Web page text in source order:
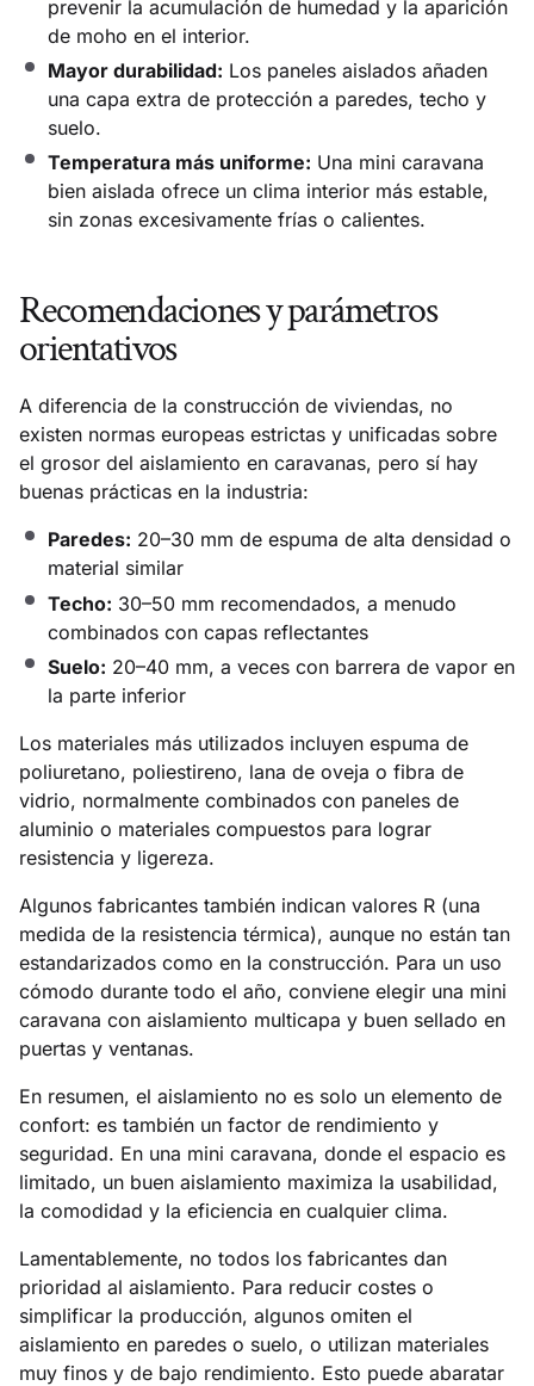
prevenir la acumulación de humedad y la aparición
de moho en el interior.
Mayor durabilidad: Los paneles aislados añaden
una capa extra de protección a paredes, techo y
suelo.
Temperatura más uniforme: Una mini caravana
bien aislada ofrece un clima interior más estable,
sin zonas excesivamente frías o calientes.
Recomendaciones y parámetros
orientativos
A diferencia de la construcción de viviendas, no
existen normas europeas estrictas y unificadas sobre
el grosor del aislamiento en caravanas, pero sí hay
buenas prácticas en la industria:
Paredes: 20–30 mm de espuma de alta densidad o
material similar
Techo: 30–50 mm recomendados, a menudo
combinados con capas reflectantes
Suelo: 20–40 mm, a veces con barrera de vapor en
la parte inferior
Los materiales más utilizados incluyen espuma de
poliuretano, poliestireno, lana de oveja o fibra de
vidrio, normalmente combinados con paneles de
aluminio o materiales compuestos para lograr
resistencia y ligereza.
Algunos fabricantes también indican valores R (una
medida de la resistencia térmica), aunque no están tan
estandarizados como en la construcción. Para un uso
cómodo durante todo el año, conviene elegir una mini
caravana con aislamiento multicapa y buen sellado en
puertas y ventanas.
En resumen, el aislamiento no es solo un elemento de
confort: es también un factor de rendimiento y
seguridad. En una mini caravana, donde el espacio es
limitado, un buen aislamiento maximiza la usabilidad,
la comodidad y la eficiencia en cualquier clima.
Lamentablemente, no todos los fabricantes dan
prioridad al aislamiento. Para reducir costes o
simplificar la producción, algunos omiten el
aislamiento en paredes o suelo, o utilizan materiales
muy finos y de bajo rendimiento. Esto puede abaratar